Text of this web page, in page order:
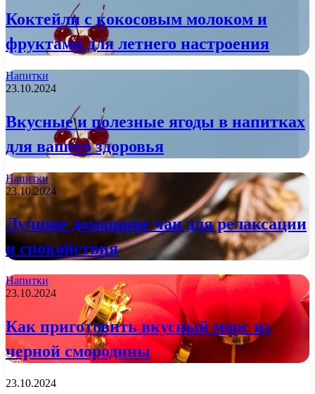
Коктейли с кокосовым молоком и
фруктами для летнего настроения
Напитки
23.10.2024
Вкусные и полезные ягоды в напитках
для вашего здоровья
Напитки
23.10.2024
Лучшие домашние чаи для релаксации
и спокойствия
Напитки
23.10.2024
Как приготовить вкусный морс из
черной смородины
23.10.2024